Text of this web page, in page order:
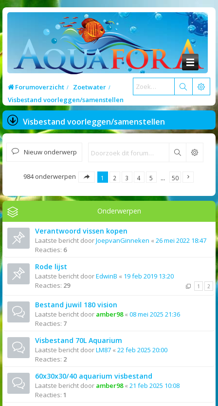
Forumoverzicht
Zoetwater
Visbestand voorleggen/samenstellen
Visbestand voorleggen/samenstellen
Nieuw onderwerp Zoek
984 onderwerpen 1 2 3 4 5 … 50
Onderwerpen
Verantwoord vissen kopen
Laatste bericht doorJoepvanGinneken « 26 mei 2022 18:47
Reacties: 6
Rode lijst
Laatste bericht doorEdwinB « 19 feb 2019 13:20
Reacties: 29 1 2
Bestand juwil 180 vision
Laatste bericht door amber98« 08 mei 2025 21:36
Reacties: 7
Visbestand 70L Aquarium
Laatste bericht doorLM87 « 22 feb 2025 20:00
Reacties: 2
60x30x30/40 aquarium visbestand
Laatste bericht door amber98« 21 feb 2025 10:08
Reacties: 1